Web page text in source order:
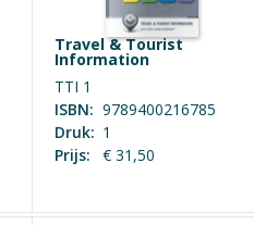
Travel & Tourist
Information
TTI 1
ISBN: 9789400216785
Druk: 1
Prijs:
€ 31,50